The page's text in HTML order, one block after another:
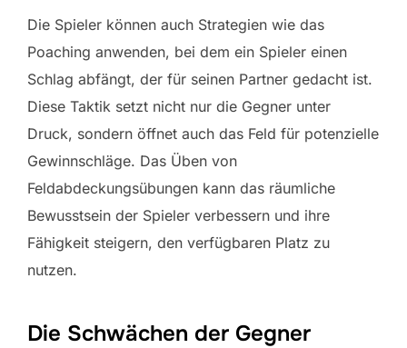
Die Spieler können auch Strategien wie das
Poaching anwenden, bei dem ein Spieler einen
Schlag abfängt, der für seinen Partner gedacht ist.
Diese Taktik setzt nicht nur die Gegner unter
Druck, sondern öffnet auch das Feld für potenzielle
Gewinnschläge. Das Üben von
Feldabdeckungsübungen kann das räumliche
Bewusstsein der Spieler verbessern und ihre
Fähigkeit steigern, den verfügbaren Platz zu
nutzen.
Die Schwächen der Gegner